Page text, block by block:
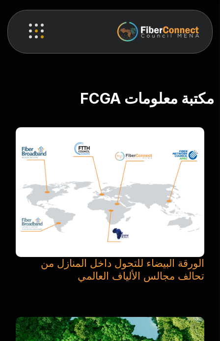
مكتبة معلومات FCGA
الورقة البيضاء للتحول داخل المنازل من
تحالف مجالس الألياف العالمي